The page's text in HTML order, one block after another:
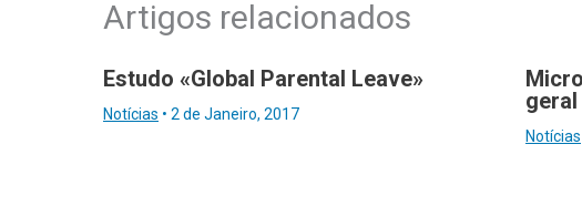
Artigos relacionados
Estudo «Global Parental Leave»
Notícias • 2 de Janeiro, 2017
geral
Notícias